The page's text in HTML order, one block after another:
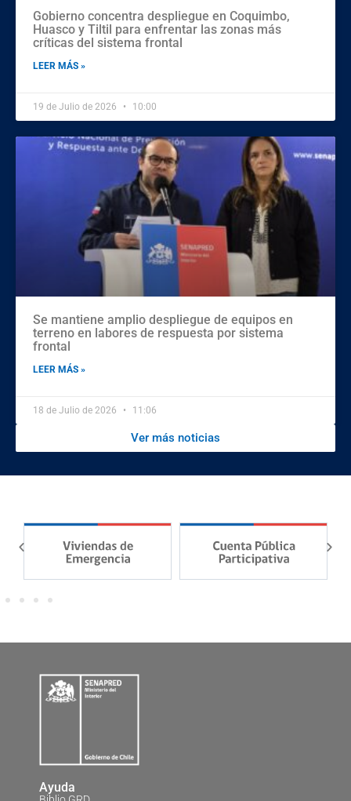
Gobierno concentra despliegue en Coquimbo,
Huasco y Tiltil para enfrentar las zonas más
críticas del sistema frontal
LEER MÁS »
19 de Julio de 2026 10:00
Se mantiene amplio despliegue de equipos en
terreno en labores de respuesta por sistema
frontal
LEER MÁS »
18 de Julio de 2026 11:06
Ver más noticias
Ayuda